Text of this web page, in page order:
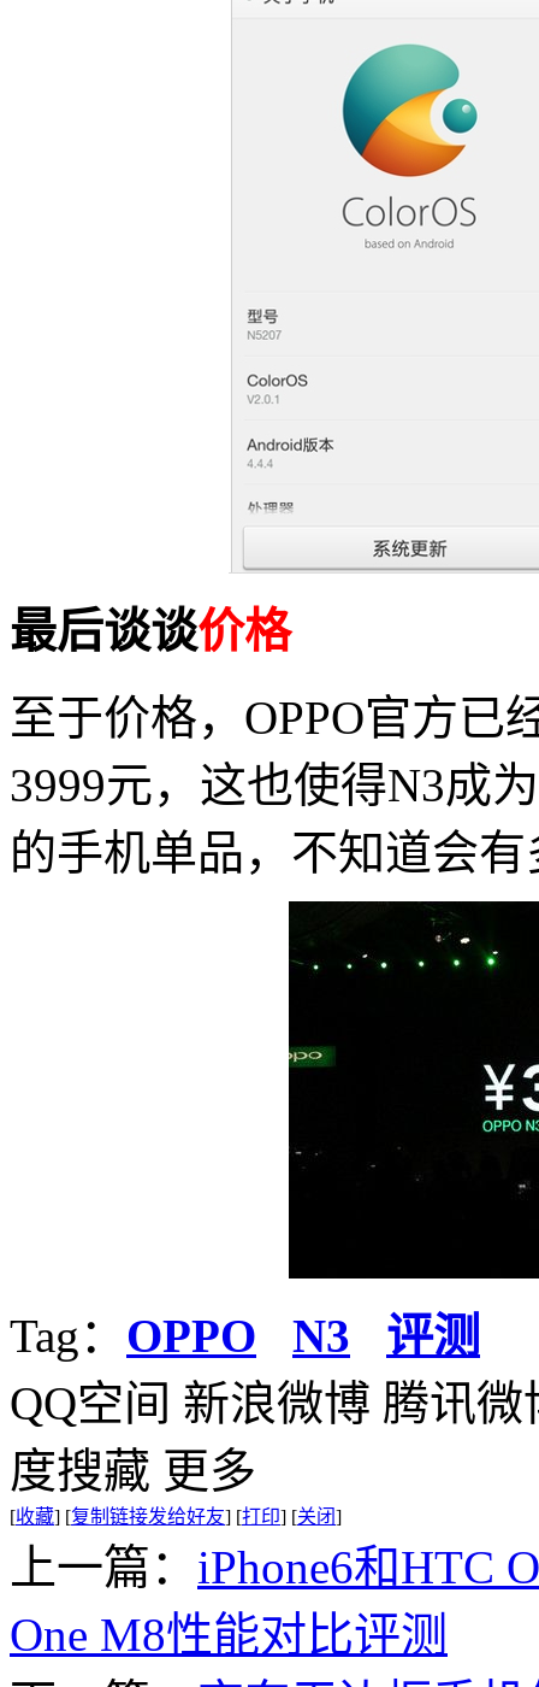
最后谈谈价格
至于价格，OPPO官方已
3999元，这也使得N3成
的手机单品，不知道会
Tag： OPPO N3
评测
QQ空间 新浪微博 腾讯微
度搜藏 更多
[收藏] [复制链接发给好友] [打印] [关闭]
上一篇： iPhone6和HTC
One M8性能对比评测